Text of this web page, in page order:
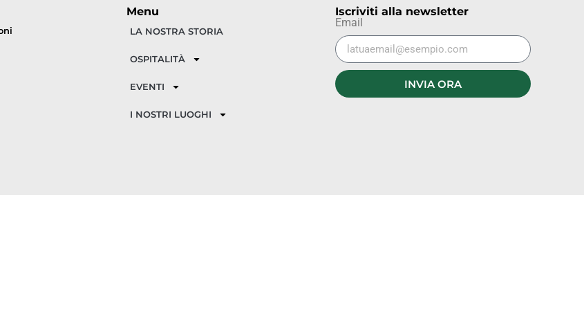
Menu
LA NOSTRA STORIA
OSPITALITÀ
EVENTI
I NOSTRI LUOGHI
Iscriviti alla newsletter
Email
INVIA ORA